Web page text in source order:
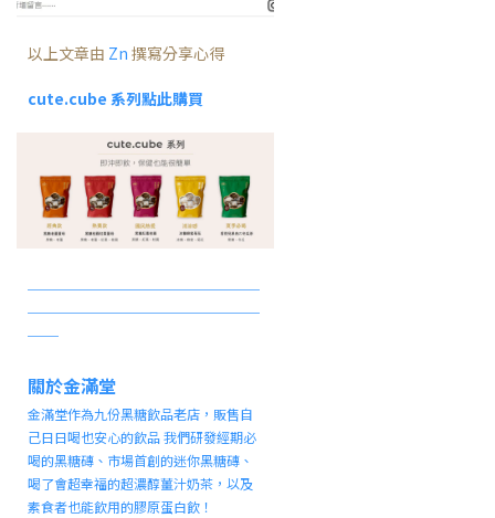
以上文章由 Zn 撰寫分享心得
cute.cube 系列點此購買
關於金滿堂
金滿堂作為九份黑糖飲品老店，販售自
己日日喝也安心的飲品 我們研發經期必
喝的黑糖磚、市場首創的迷你黑糖磚、
喝了會超幸福的超濃醇薑汁奶茶，以及
素食者也能飲用的膠原蛋白飲！